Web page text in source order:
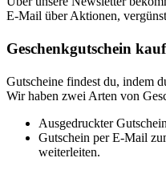
E-Mail über Aktionen,
Geschenkgutschein
Gutscheine findest du, indem
Wir haben zwei Arten von
Ausgedruckter
Gutschein per E-Mail
weiterleiten.